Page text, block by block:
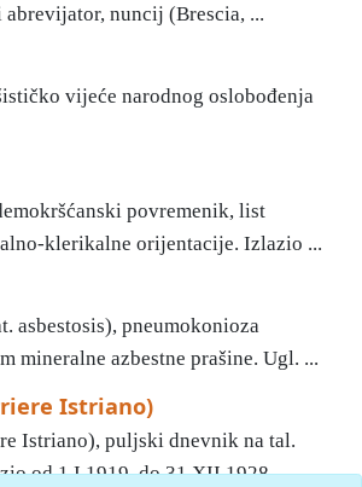
nuncij (Brescia, ...
vijeće narodnog oslobođenja
povremenik, list
klerikalne orijentacije. Izlazio ...
asbestosis), pneumokonioza
mineralne azbestne prašine. Ugl. ...
Istriano)
Istriano), puljski dnevnik na tal.
od 1.I.1919. do 31.XII.1928. ...